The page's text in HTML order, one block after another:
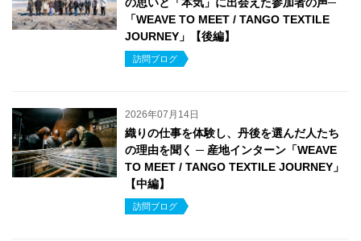
「WEAVE TO MEET / TANGO TEXTILE
JOURNEY」【後編】
訪問ブログ
2026年07月14日
織りの仕事を体験し、丹後を選んだ人たち
の理由を聞く ─ 産地インターン「WEAVE
TO MEET / TANGO TEXTILE JOURNEY」
【中編】
訪問ブログ